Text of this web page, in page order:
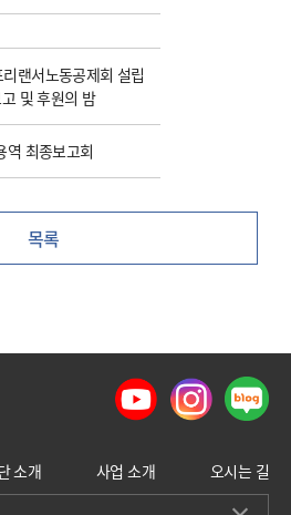
랜서노동공제회 설립
및 후원의 밤
역 최종보고회
목록
소개 사업 소개 오시는 길